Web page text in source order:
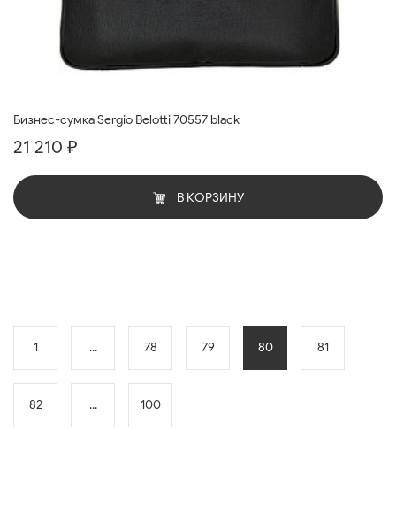
Бизнес-сумка Sergio Belotti 70557 black
21 210 ₽
В КОРЗИНУ
1 ... 78 79 80 81
82 ... 100